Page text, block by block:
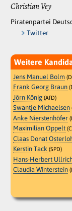
Christian Vey
Piratenpartei
Twitter
Weitere
Jens Manuel Bolm
Frank Georg Braun
Jörn König (AfD)
Swantje Michaelsen
Anke Nierstenhöfer
Maximilian Oppelt
Claas Donat
Kerstin Tack (SPD)
Hans-Herbert
Claudia Winterstein